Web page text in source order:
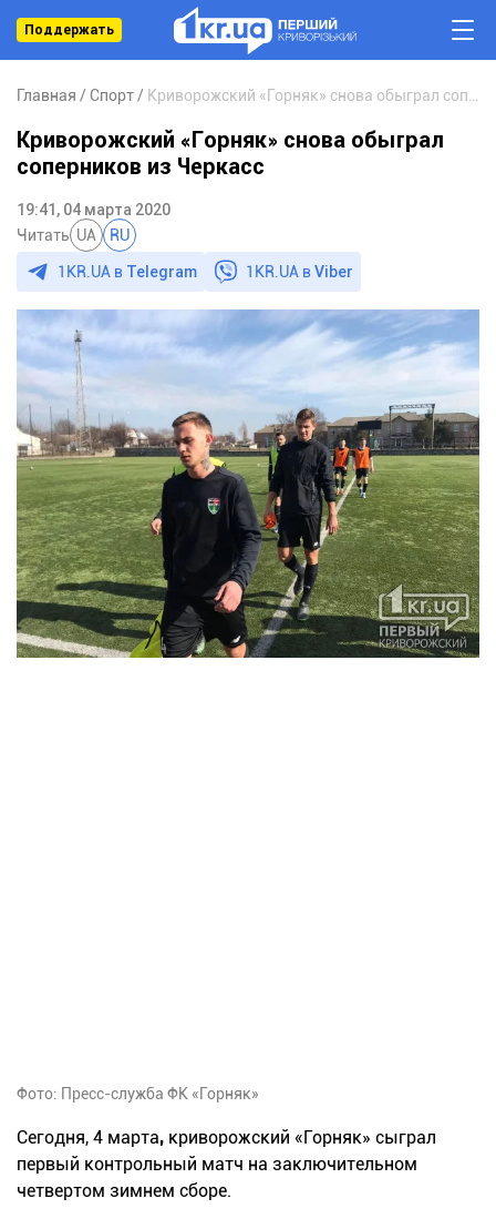
Поддержать
Главная Спорт
Криворожский «Горняк» снова обыграл
соперников из Черкасс
19:41, 04 марта 2020
Читать UA RU
1KR.UA в Telegram 1KR.UA вViber
Фото: Пресс-служба ФК «Горняк»
Сегодня, 4 марта, криворожский «Горняк» сыграл
первый контрольный матч на заключительном
четвертом зимнем сборе.